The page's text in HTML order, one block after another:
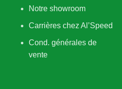
Notre showroom
Carrières chez Al’Speed
Cond. générales de
vente